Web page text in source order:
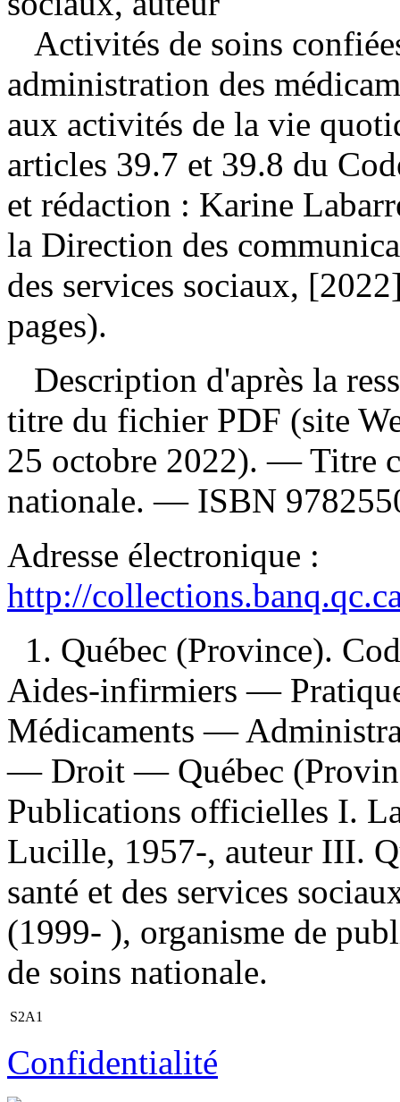
Activités de soins
administration des
aux activités de la vie
articles 39.7 et 39.8 du
et rédaction : Karine
la Direction des
des services sociaux,
pages).
Description d'après la
titre du fichier PDF (site
25 octobre 2022). —Titre
nationale. — ISBN
Adresse électronique :
http://
1. Québec (Province).
Aides-infirmiers —
Médicaments —
— Droit — Québec
Publications officielles I.
Lucille, 1957-, auteur III.
santé et des services
(1999- ), organisme de
de soins nationale.
S2A1
Confidentialité